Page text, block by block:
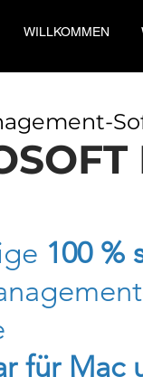
WILLKOMMEN
100 %
für Mac